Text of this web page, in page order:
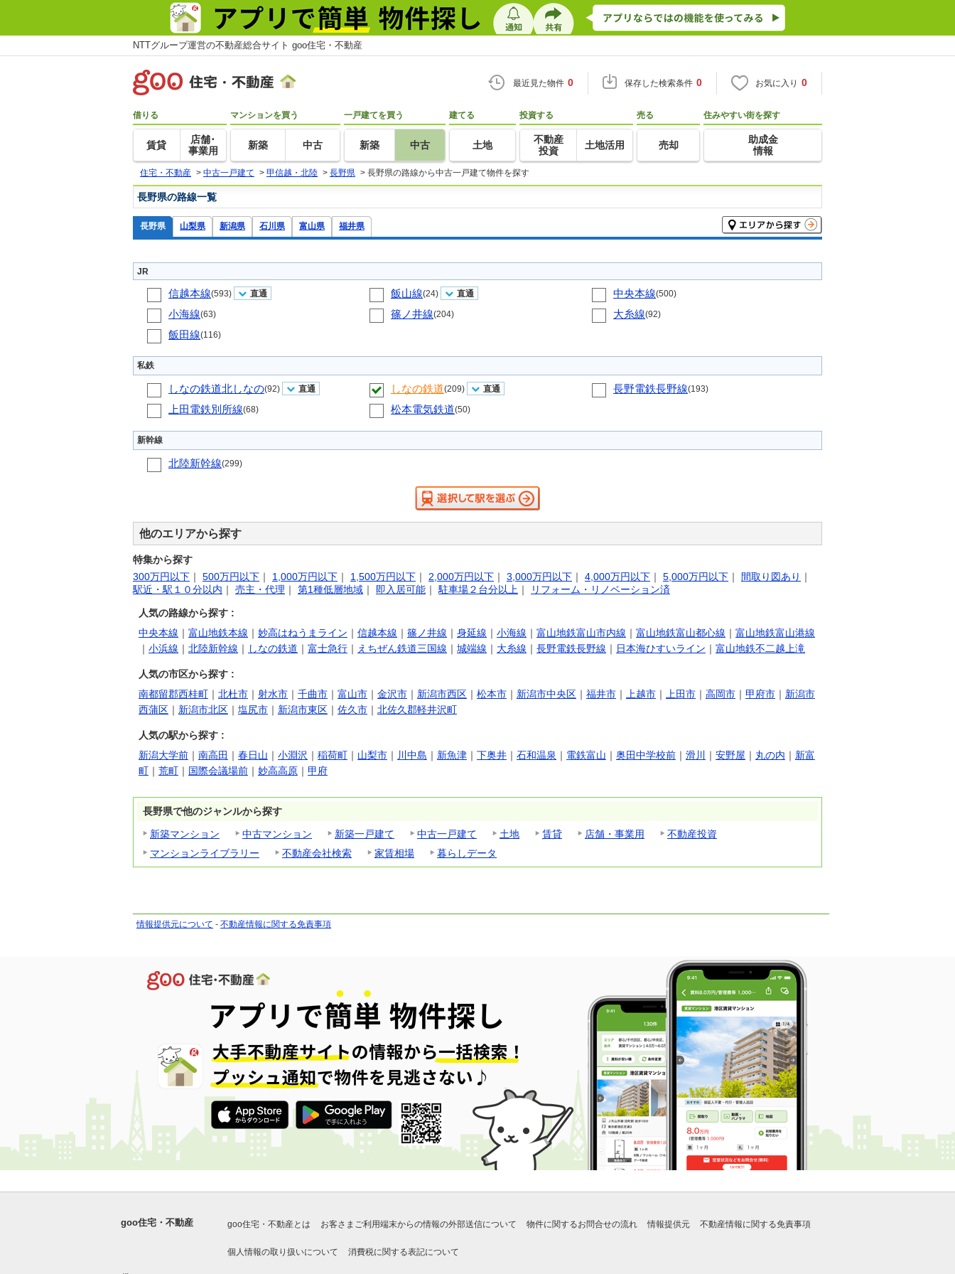
NTTグループ運営の不動産総合サイト goo住宅・不動産
最近見た物件 0 保存した検索条件 0 お気に入り 0
借りる
賃貸
店舗･
事業用
マンションを買う
新築 中古
一戸建てを買う
新築 中古
建てる
土地
投資する
不動産
投資
土地活用
売る
売却
住みやすい街を探す
助成金
情報
住宅・不動産 > 中古一戸建て > 甲信越・北陸 > 長野県 > 長野県の路線から中古一戸建て物件を探す
長野県の路線一覧
長野県 山梨県 新潟県 石川県 富山県 福井県
JR
信越本線(593) 直通 飯山線(24) 直通 中央本線(500)
小海線(63) 篠ノ井線(204) 大糸線(92)
飯田線(116)
私鉄
しなの鉄道北しなの(92) 直通 しなの鉄道(209) 直通 長野電鉄長野線(193)
上田電鉄別所線(68) 松本電気鉄道(50)
新幹線
北陸新幹線(299)
他のエリアから探す
特集から探す
300万円以下 ｜ 500万円以下 ｜ 1,000万円以下 ｜ 1,500万円以下 ｜ 2,000万円以下 ｜ 3,000万円以下 ｜ 4,000万円以下 ｜ 5,000万円以下 ｜ 間取り図あり ｜
駅近・駅１０分以内 ｜ 売主・代理 ｜ 第1種低層地域 ｜ 即入居可能 ｜ 駐車場２台分以上 ｜ リフォーム・リノベーション済
人気の路線から探す :
中央本線 ｜ 富山地鉄本線 ｜ 妙高はねうまライン ｜ 信越本線 ｜ 篠ノ井線 ｜ 身延線 ｜ 小海線 ｜ 富山地鉄富山市内線 ｜ 富山地鉄富山都心線 ｜ 富山地鉄富山港線
｜ 小浜線 ｜ 北陸新幹線 ｜ しなの鉄道 ｜ 富士急行 ｜ えちぜん鉄道三国線 ｜ 城端線 ｜ 大糸線 ｜ 長野電鉄長野線 ｜ 日本海ひすいライン ｜ 富山地鉄不二越上滝
人気の市区から探す :
南都留郡西桂町 ｜ 北杜市 ｜ 射水市 ｜ 千曲市 ｜ 富山市 ｜ 金沢市 ｜ 新潟市西区 ｜ 松本市 ｜ 新潟市中央区 ｜ 福井市 ｜ 上越市 ｜ 上田市 ｜ 高岡市 ｜ 甲府市 ｜ 新潟市
西蒲区 ｜ 新潟市北区 ｜ 塩尻市 ｜ 新潟市東区 ｜ 佐久市 ｜ 北佐久郡軽井沢町
人気の駅から探す :
新潟大学前 ｜ 南高田 ｜ 春日山 ｜ 小淵沢 ｜ 稲荷町 ｜ 山梨市 ｜ 川中島 ｜ 新魚津 ｜ 下奥井 ｜ 石和温泉 ｜ 電鉄富山 ｜ 奥田中学校前 ｜ 滑川 ｜ 安野屋 ｜ 丸の内 ｜ 新富
町 ｜ 荒町 ｜ 国際会議場前 ｜ 妙高高原 ｜ 甲府
長野県で他のジャンルから探す
新築マンション
中古マンション 新築一戸建て 中古一戸建て 土地 賃貸 店舗・事業用
不動産投資
マンションライブラリー
不動産会社検索 家賃相場 暮らしデータ
情報提供元について - 不動産情報に関する免責事項
goo住宅・不動産 goo住宅・不動産とは お客さまご利用端末からの情報の外部送信について 物件に関するお問合せの流れ 情報提供元 不動産情報に関する免責事項
個人情報の取り扱いについて 消費税に関する表記について